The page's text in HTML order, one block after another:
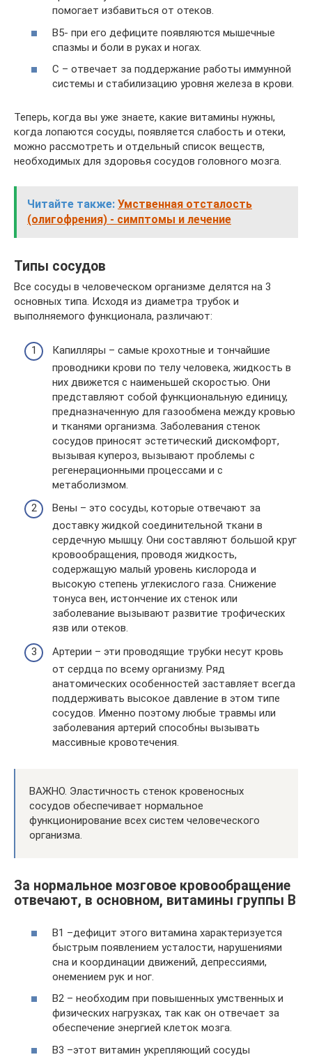
помогает избавиться от отеков.
B5- при его дефиците появляются мышечные
спазмы и боли в руках и ногах.
C – отвечает за поддержание работы иммунной
системы и стабилизацию уровня железа в крови.
Теперь, когда вы уже знаете, какие витамины нужны,
когда лопаются сосуды, появляется слабость и отеки,
можно рассмотреть и отдельный список веществ,
необходимых для здоровья сосудов головного мозга.
Читайте также: Умственная отсталость
(олигофрения) - симптомы и лечение
Типы сосудов
Все сосуды в человеческом организме делятся на 3
основных типа. Исходя из диаметра трубок и
выполняемого функционала, различают:
Капилляры – самые крохотные и тончайшие
проводники крови по телу человека, жидкость в
них движется с наименьшей скоростью. Они
представляют собой функциональную единицу,
предназначенную для газообмена между кровью
и тканями организма. Заболевания стенок
сосудов приносят эстетический дискомфорт,
вызывая купероз, вызывают проблемы с
регенерационными процессами и с
метаболизмом.
Вены – это сосуды, которые отвечают за
доставку жидкой соединительной ткани в
сердечную мышцу. Они составляют большой круг
кровообращения, проводя жидкость,
содержащую малый уровень кислорода и
высокую степень углекислого газа. Снижение
тонуса вен, истончение их стенок или
заболевание вызывают развитие трофических
язв или отеков.
Артерии – эти проводящие трубки несут кровь
от сердца по всему организму. Ряд
анатомических особенностей заставляет всегда
поддерживать высокое давление в этом типе
сосудов. Именно поэтому любые травмы или
заболевания артерий способны вызывать
массивные кровотечения.
ВАЖНО. Эластичность стенок кровеносных
сосудов обеспечивает нормальное
функционирование всех систем человеческого
организма.
За нормальное мозговое кровообращение
отвечают, в основном, витамины группы B
B1 –дефицит этого витамина характеризуется
быстрым появлением усталости, нарушениями
сна и координации движений, депрессиями,
онемением рук и ног.
B2 – необходим при повышенных умственных и
физических нагрузках, так как он отвечает за
обеспечение энергией клеток мозга.
B3 –этот витамин укрепляющий сосуды